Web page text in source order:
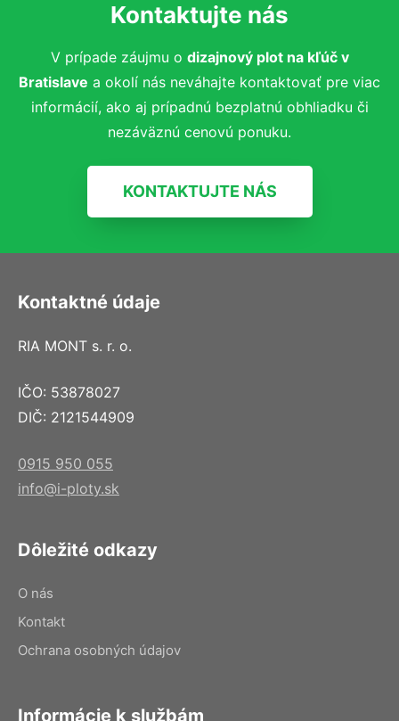
Kontaktujte nás
V prípade záujmu o dizajnový plot na kľúčv
Bratislave a okolí nás neváhajte kontaktovať pre viac
informácií, ako aj prípadnú bezplatnú obhliadku či
nezáväznú cenovú ponuku.
KONTAKTUJTE NÁS
Kontaktné údaje
RIA MONT s. r. o.
IČO: 53878027
DIČ: 2121544909
0915 950 055
info@i-ploty.sk
Dôležité odkazy
O nás
Kontakt
Ochrana osobných údajov
Informácie k službám